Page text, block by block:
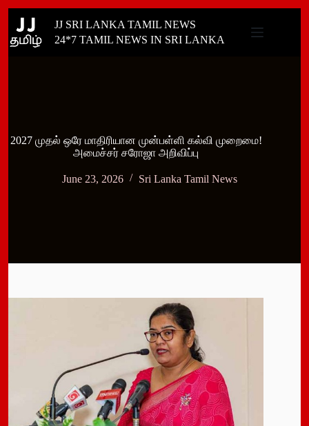
content
JJ SRI LANKA TAMIL NEWS
24*7 TAMIL NEWS IN SRI LANKA
2027 முதல் ஒரே மாதிரியான முன்பள்ளி கல்வி முறைமை!
அமைச்சர் சரோஜா அறிவிப்பு
June 23, 2026 Sri Lanka Tamil News